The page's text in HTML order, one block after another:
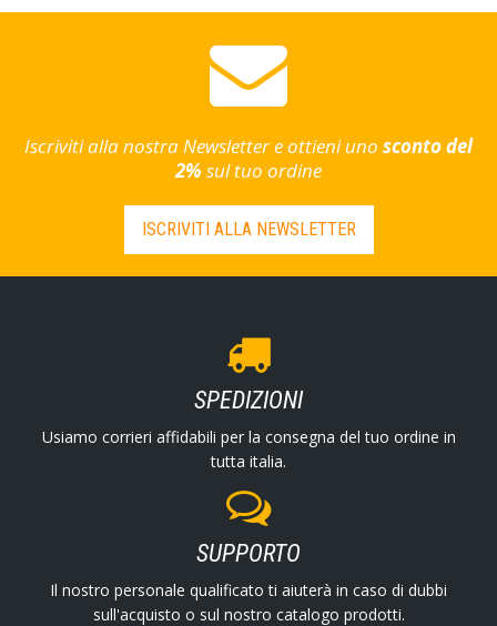
Iscriviti alla nostra Newsletter e ottieni uno sconto del
2% sul tuo ordine
ISCRIVITI ALLA NEWSLETTER
SPEDIZIONI
Usiamo corrieri affidabili per la consegna del tuo ordine in
tutta italia.
SUPPORTO
Il nostro personale qualificato ti aiuterà in caso di dubbi
sull'acquisto o sul nostro catalogo prodotti.